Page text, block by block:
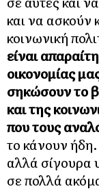
και να ασκούν
κοινωνική
είναι
οικονομίας
σηκώσουν το
και της
που τους
το κάνουν
αλλά σίγουρα
σε πολλά